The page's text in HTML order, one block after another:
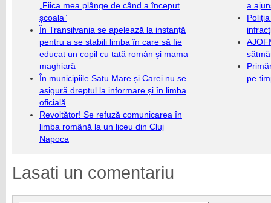
„Fiica mea plânge de când a început
şcoala”
În Transilvania se apelează la instanță
pentru a se stabili limba în care să fie
educat un copil cu tată român și mama
maghiară
În municipiile Satu Mare și Carei nu se
asigură dreptul la informare și în limba
oficială
Revoltător! Se refuză comunicarea în
limba română la un liceu din Cluj
Napoca
a
pe
Lasati un comentariu